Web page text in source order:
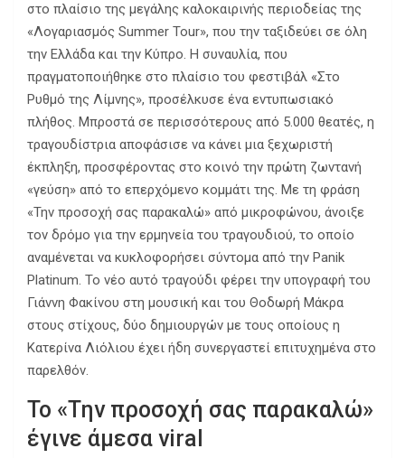
στο πλαίσιο της μεγάλης καλοκαιρινής περιοδείας της
«Λογαριασμός Summer Tour», που την ταξιδεύει σε όλη
την Ελλάδα και την Κύπρο. Η συναυλία, που
πραγματοποιήθηκε στο πλαίσιο του φεστιβάλ «Στο
Ρυθμό της Λίμνης», προσέλκυσε ένα εντυπωσιακό
πλήθος. Μπροστά σε περισσότερους από 5.000 θεατές, η
τραγουδίστρια αποφάσισε να κάνει μια ξεχωριστή
έκπληξη, προσφέροντας στο κοινό την πρώτη ζωντανή
«γεύση» από το επερχόμενο κομμάτι της. Με τη φράση
«Την προσοχή σας παρακαλώ» από μικροφώνου, άνοιξε
τον δρόμο για την ερμηνεία του τραγουδιού, το οποίο
αναμένεται να κυκλοφορήσει σύντομα από την Panik
Platinum. Το νέο αυτό τραγούδι φέρει την υπογραφή του
Γιάννη Φακίνου στη μουσική και του Θοδωρή Μάκρα
στους στίχους, δύο δημιουργών με τους οποίους η
Κατερίνα Λιόλιου έχει ήδη συνεργαστεί επιτυχημένα στο
παρελθόν.
Το «Την προσοχή σας παρακαλώ»
έγινε άμεσα viral